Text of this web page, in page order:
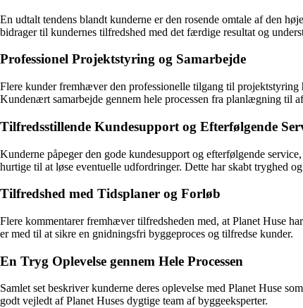
En udtalt tendens blandt kunderne er den rosende omtale af den
bidrager til kundernes tilfredshed med det færdige resultat og
Professionel Projektstyring og Samarbejde
Flere kunder fremhæver den professionelle tilgang til
Kundenært samarbejde gennem hele processen fra planlægning til
Tilfredsstillende Kundesupport og Efterfølgende
Kunderne påpeger den gode kundesupport og efterfølgende
hurtige til at løse eventuelle udfordringer. Dette har skabt tryghed
Tilfredshed med Tidsplaner og Forløb
Flere kommentarer fremhæver tilfredsheden med, at Planet Huse
er med til at sikre en gnidningsfri byggeproces og tilfredse kunder.
En Tryg Oplevelse gennem Hele Processen
Samlet set beskriver kunderne deres oplevelse med Planet Huse
godt vejledt af Planet Huses dygtige team af byggeeksperter.